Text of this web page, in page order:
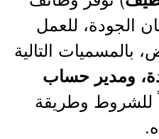
الجودة، للعمل
بالمسميات التالية
ومدير حساب
للشروط وطريقة